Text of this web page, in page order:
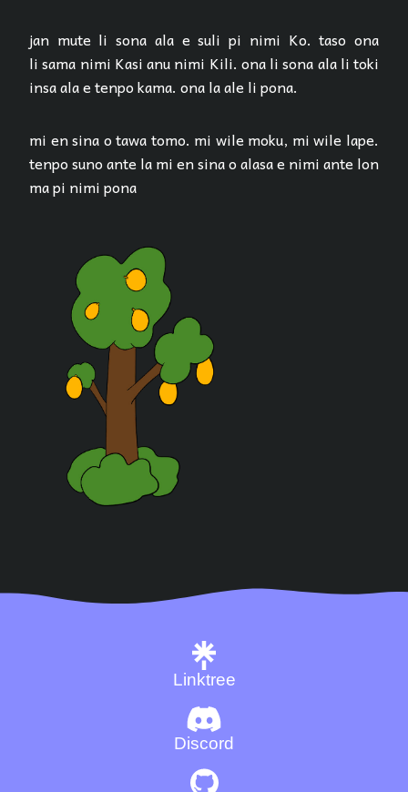
jan mute li sona ala e suli pi nimi Ko. taso ona
li sama nimi Kasi anu nimi Kili. ona li sona ala li toki
insa ala e tenpo kama. ona la ale li pona.
mi en sina o tawa tomo. mi wile moku, mi wile lape.
tenpo suno ante la mi en sina o alasa e nimi ante lon
ma pi nimi pona
Discord
Linktree